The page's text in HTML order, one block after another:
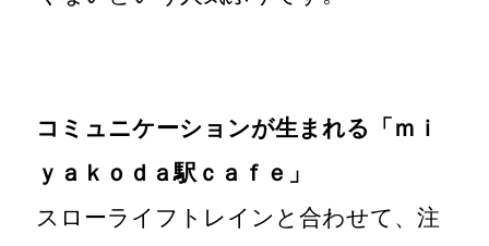
コミュニケーションが生まれる「ｍｉ
ｙａｋｏｄａ駅ｃａｆｅ」
スローライフトレインと合わせて、注